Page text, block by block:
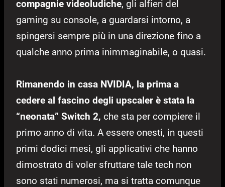
compagnie videoludiche, gli alfieri del
gaming su console, a guardarsi intorno, a
spingersi sempre più in una direzione fino a
qualche anno prima inimmaginabile, o quasi.
Rimanendo in casa NVIDIA, la prima a
cedere al fascino degli upscaler è stata la
“neonata” Switch 2, che sta per compiere il
primo anno di vita. A essere onesti, in questi
primi dodici mesi, gli applicativi che hanno
dimostrato di voler sfruttare tale tech non
sono stati numerosi, ma si tratta comunque